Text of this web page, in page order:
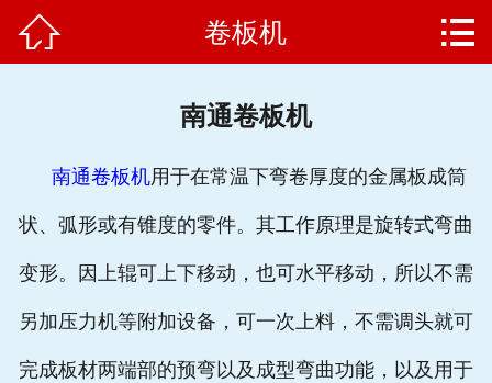
售后服务
 卷板机 
南通卷板机
南通卷板机用于在常温下弯卷厚度的金属板成筒
状、弧形或有锥度的零件。其工作原理是旋转式弯曲
变形。因上辊可上下移动，也可水平移动，所以不需
另加压力机等附加设备，可一次上料，不需调头就可
完成板材两端部的预弯以及成型弯曲功能，以及用于